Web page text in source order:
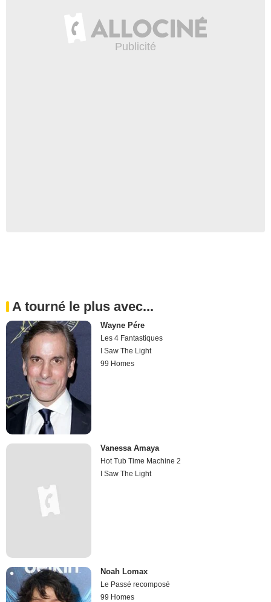
A tourné le plus avec...
Wayne Pére
Les 4 Fantastiques
I Saw The Light
99 Homes
Vanessa Amaya
Hot Tub Time Machine 2
I Saw The Light
Noah Lomax
Le Passé recomposé
99 Homes